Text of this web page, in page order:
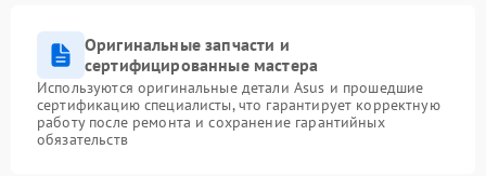
Оригинальные запчасти и
сертифицированные мастера
Используются оригинальные детали Asus и прошедшие
сертификацию специалисты, что гарантирует корректную
работу после ремонта и сохранение гарантийных
обязательств